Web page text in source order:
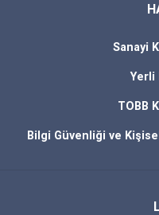
Sanayi
Yerli
TOBB
Bilgi Güvenliği ve